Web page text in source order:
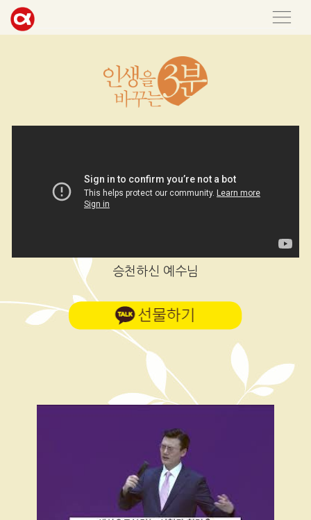
승천하신 예수님